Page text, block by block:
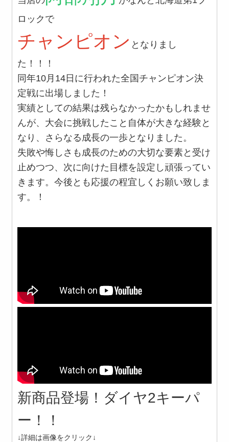
ロックで
チャンピオン となりまし
た！！！
同年10月14日に行われた全国チャンピオン決
定戦に出場しました！
実績としての結果は残らなかったかもしれませ
んが、大会に挑戦したこと自体が大きな経験と
なり、さらなる成長の一歩となりました。
失敗や悔しさも成長のための大切な要素と受け
止めつつ、次に向けた目標を設定し頑張ってい
きます。今後とも応援の程宜しくお願い致しま
す。！
新商品登場！ダイヤ2キーパ
ー！！
↓詳細は画像をクリック↓